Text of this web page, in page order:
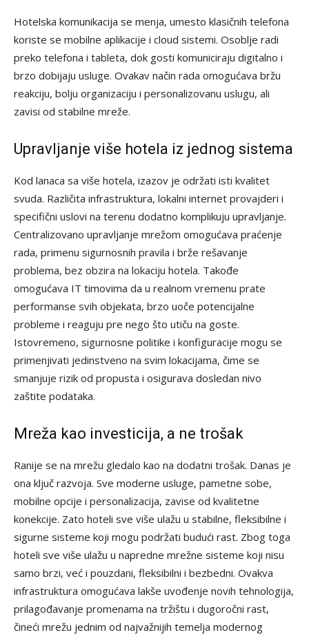
Hotelska komunikacija se menja, umesto klasičnih telefona
koriste se mobilne aplikacije i cloud sistemi. Osoblje radi
preko telefona i tableta, dok gosti komuniciraju digitalno i
brzo dobijaju usluge. Ovakav način rada omogućava bržu
reakciju, bolju organizaciju i personalizovanu uslugu, ali
zavisi od stabilne mreže.
Upravljanje više hotela iz jednog sistema
Kod lanaca sa više hotela, izazov je održati isti kvalitet
svuda. Različita infrastruktura, lokalni internet provajderi i
specifični uslovi na terenu dodatno komplikuju upravljanje.
Centralizovano upravljanje mrežom omogućava praćenje
rada, primenu sigurnosnih pravila i brže rešavanje
problema, bez obzira na lokaciju hotela. Takođe
omogućava IT timovima da u realnom vremenu prate
performanse svih objekata, brzo uoče potencijalne
probleme i reaguju pre nego što utiču na goste.
Istovremeno, sigurnosne politike i konfiguracije mogu se
primenjivati jedinstveno na svim lokacijama, čime se
smanjuje rizik od propusta i osigurava dosledan nivo
zaštite podataka.
Mreža kao investicija, a ne trošak
Ranije se na mrežu gledalo kao na dodatni trošak. Danas je
ona ključ razvoja. Sve moderne usluge, pametne sobe,
mobilne opcije i personalizacija, zavise od kvalitetne
konekcije. Zato hoteli sve više ulažu u stabilne, fleksibilne i
sigurne sisteme koji mogu podržati budući rast. Zbog toga
hoteli sve više ulažu u napredne mrežne sisteme koji nisu
samo brzi, već i pouzdani, fleksibilni i bezbedni. Ovakva
infrastruktura omogućava lakše uvođenje novih tehnologija,
prilagođavanje promenama na tržištu i dugoročni rast,
čineći mrežu jednim od najvažnijih temelja modernog